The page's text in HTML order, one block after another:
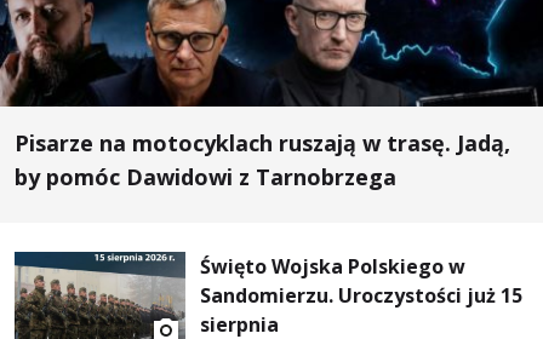
Pisarze na motocyklach ruszają w trasę. Jadą,
by pomóc Dawidowi z Tarnobrzega
Święto Wojska Polskiego w
Sandomierzu. Uroczystości już 15
sierpnia